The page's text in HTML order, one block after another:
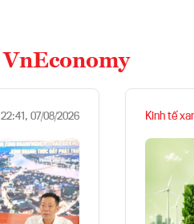
VnEconomy
22:41, 07/08/2026 Kinh tế